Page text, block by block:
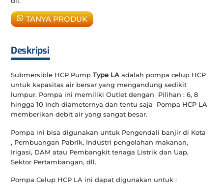
TANYA PRODUK
Deskripsi
Submersible HCP PumpType LA adalah pompa celup HCP
untuk kapasitas air bersar yang mengandung sedikit
lumpur. Pompa ini memiliki Outlet dengan Pilihan : 6, 8
hingga 10 Inch diameternya dan tentu saja Pompa HCP LA
memberikan debit air yang sangat besar.
Pompa ini bisa digunakan untuk Pengendali banjir di Kota
, Pembuangan Pabrik, Industri pengolahan makanan,
Irigasi, DAM atau Pembangkit tenaga Listrik dan Uap,
Sektor Pertambangan, dll.
Pompa Celup HCP LA ini dapat digunakan untuk :